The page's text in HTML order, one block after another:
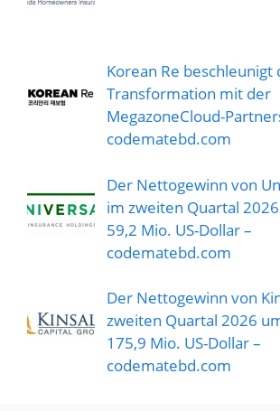
Korean Re beschleunigt
Transformation mit der
MegazoneCloud-
codematebd.com
Der Nettogewinn von
im zweiten Quartal
59,2 Mio. US-Dollar –
codematebd.com
Der Nettogewinn von
zweiten Quartal 2026
175,9 Mio. US-Dollar –
codematebd.com